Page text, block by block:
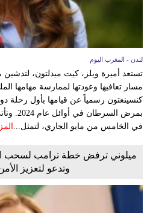
لندن - المغرب اليوم
تستعد أميرة ويلز، كيت ميدلتون،
مسار تعافيها وعودتها لممارسة مهامها
كنسينغتون رسمياً عن قيامها بأول رحلة
بمرض
في الخامس من مايو الجاري، لتمثل...
ميلوني ترفض خطة ترامب لسحب
وتدعو لتعزيز